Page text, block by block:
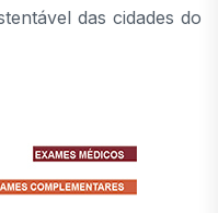
das cidades do